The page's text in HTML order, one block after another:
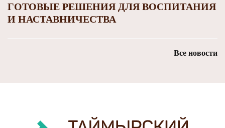
ГОТОВЫЕ РЕШЕНИЯ ДЛЯ ВОСПИТАНИЯ
И НАСТАВНИЧЕСТВА
Все новости